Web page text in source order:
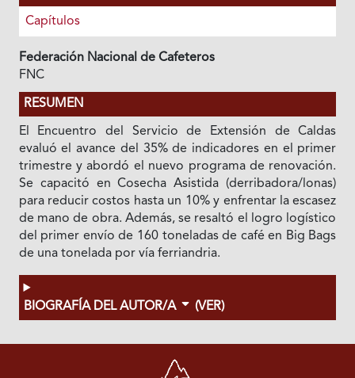
Capítulos
Federación Nacional de Cafeteros
FNC
RESUMEN
El Encuentro del Servicio de Extensión de Caldas
evaluó el avance del 35% de indicadores en el primer
trimestre y abordó el nuevo programa de renovación.
Se capacitó en Cosecha Asistida (derribadora/lonas)
para reducir costos hasta un 10% y enfrentar la escasez
de mano de obra. Además, se resaltó el logro logístico
del primer envío de 160 toneladas de café en Big Bags
de una tonelada por vía ferriandria.
BIOGRAFÍA DEL AUTOR/A (VER)